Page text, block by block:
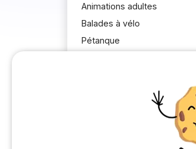
Animations adultes
Balades à vélo
Pétanque